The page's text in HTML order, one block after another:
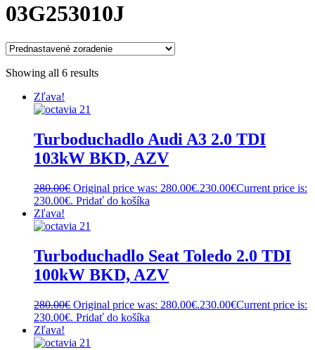
03G253010J
Showing all 6 results
Zľava!
Turboduchadlo Audi A3 2.0 TDI
103kW BKD, AZV
280.00€ Original price was: 280.00€.230.00€Current price is:
230.00€. Pridať do košíka
Zľava!
Turboduchadlo Seat Toledo 2.0 TDI
100kW BKD, AZV
280.00€ Original price was: 280.00€.230.00€Current price is:
230.00€. Pridať do košíka
Zľava!